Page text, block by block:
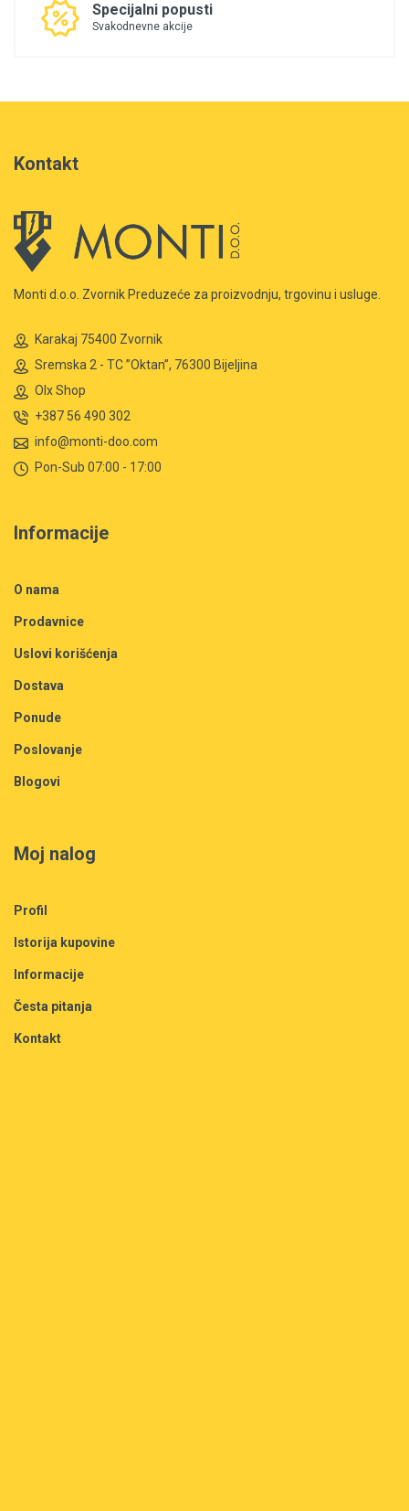
Specijalni popusti
Svakodnevne akcije
Kontakt
Monti d.o.o. Zvornik Preduzeće za proizvodnju, trgovinu i usluge.
Karakaj 75400 Zvornik
Sremska 2 - TC ”Oktan”, 76300 Bijeljina
Olx Shop
+387 56 490 302
info@monti-doo.com
Pon-Sub 07:00 - 17:00
Informacije
O nama
Prodavnice
Uslovi korišćenja
Dostava
Ponude
Poslovanje
Blogovi
Moj nalog
Profil
Istorija kupovine
Informacije
Česta pitanja
Kontakt